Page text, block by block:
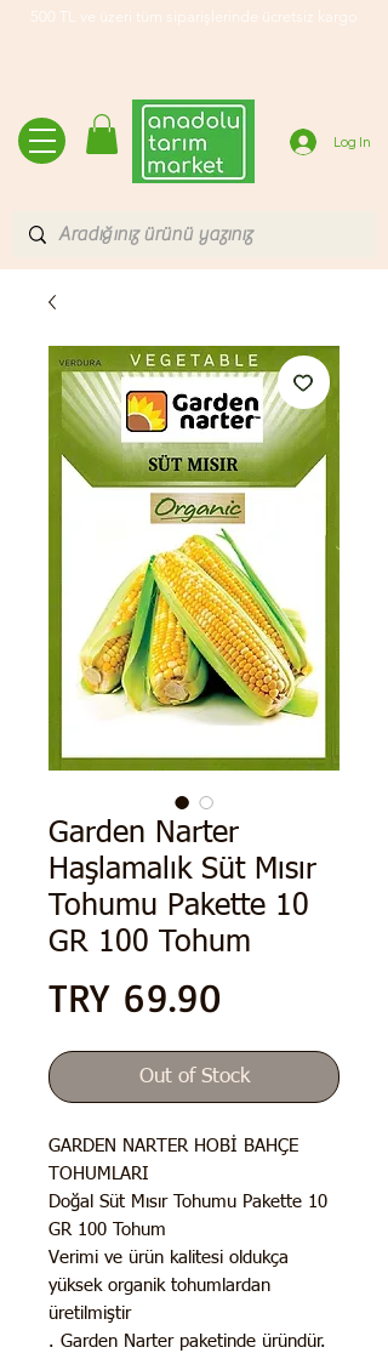
500 TL ve üzeri tüm siparişlerinde ücretsiz kargo
Log In
Garden Narter
Haşlamalık Süt Mısır
Tohumu Pakette 10
GR 100 Tohum
TRY 69.90Price
Out of Stock
GARDEN NARTER HOBİ BAHÇE
TOHUMLARI
Doğal Süt Mısır Tohumu Pakette 10
GR 100 Tohum
Verimi ve ürün kalitesi oldukça
yüksek organik tohumlardan
üretilmiştir
. Garden Narter paketinde üründür.